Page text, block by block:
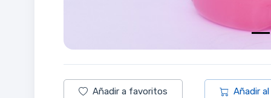
Añadir a favoritos Añadir